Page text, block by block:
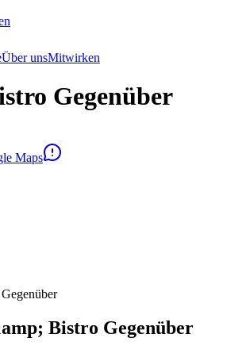
Über unsMitwirken
Gegenüber
Maps
Bistro Gegenüber